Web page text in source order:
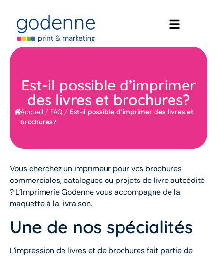
Est-il possible d’imprimer
des livres et brochures?
Accueil / FAQ / Est-il possible d’imprimer des livres et
brochures?
Vous cherchez un imprimeur pour vos brochures
commerciales, catalogues ou projets de livre autoédité
? L’Imprimerie Godenne vous accompagne de la
maquette à la livraison.
Une de nos spécialités
L’impression de livres et de brochures fait partie de